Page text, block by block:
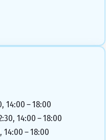
14:00 – 18:00
14:00 – 18:00
14:00 – 18:00